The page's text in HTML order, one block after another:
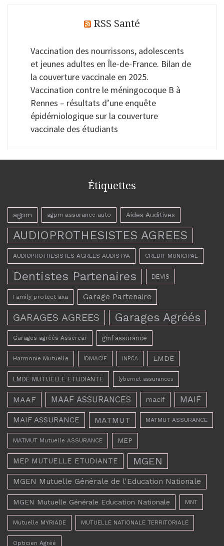
RSS Santé
Vaccination des nourrissons, adolescents
et jeunes adultes en Île-de-France. Bilan de
la couverture vaccinale en 2025.
Vaccination contre le méningocoque B à
Rennes – résultats d’une enquête
épidémiologique sur la couverture
vaccinale des étudiants
Étiquettes
agpm agpm assurance auto Aides Auditives
AUDIOPROTHESISTES AGREES
AUDIOPROTHESISTES AGREES AUDISTYA CREDIT MUNICIPAL
Dentistes Partenaires DEVIS
Family protect axa Garage Partenaire
GARAGES AGREES Garages Agréés
Garages agréés Assercar gmf assurance
Harmonie Mutuelle IDMACIF INPCA LMDE
LMDE MUTUELLE ETUDIANTE lybernet assurances
MAAF MAAF ASSURANCES macif MAIF
MAIF ASSURANCE MATMUT MATMUT ASSURANCE
MATMUT Mutuelle ASSURANCE MEP
MEP MUTUELLE ETUDIANTE MGEN
MGEN Mutuelle Générale de l'Education Nationale
MGEN Mutuelle Générale Education Nationale MNT
Mutuelle MYRIADE MUTUELLE NATIONALE TERRITORIALE
Opticien Agréé